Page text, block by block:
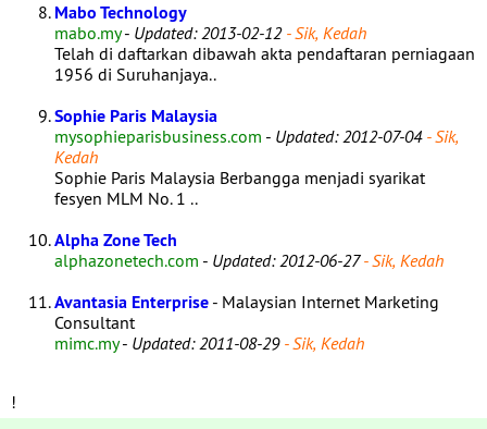
Mabo Technology
mabo.my- Updated: 2013-02-12- Sik, Kedah
Telah di daftarkan dibawah akta pendaftaran perniagaan
1956 di Suruhanjaya..
Sophie Paris Malaysia
mysophieparisbusiness.com - Updated: 2012-07-04- Sik,
Kedah
Sophie Paris Malaysia Berbangga menjadi syarikat
fesyen MLM No. 1 ..
Alpha Zone Tech
alphazonetech.com - Updated: 2012-06-27- Sik, Kedah
Avantasia Enterprise - Malaysian Internet Marketing
Consultant
mimc.my- Updated: 2011-08-29- Sik, Kedah
!